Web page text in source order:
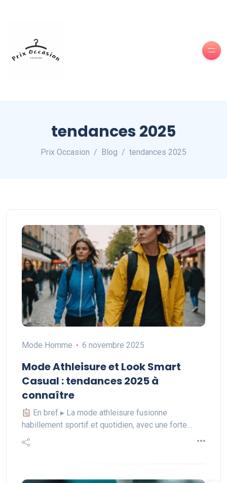
tendances 2025
Prix Occasion Blog tendances 2025
Mode Homme 6 novembre 2025
Mode Athleisure et Look Smart
Casual : tendances 2025 à
connaître
En bref ▸ La mode athleisure fusionne
habillement sportif et quotidien, avec une forte…